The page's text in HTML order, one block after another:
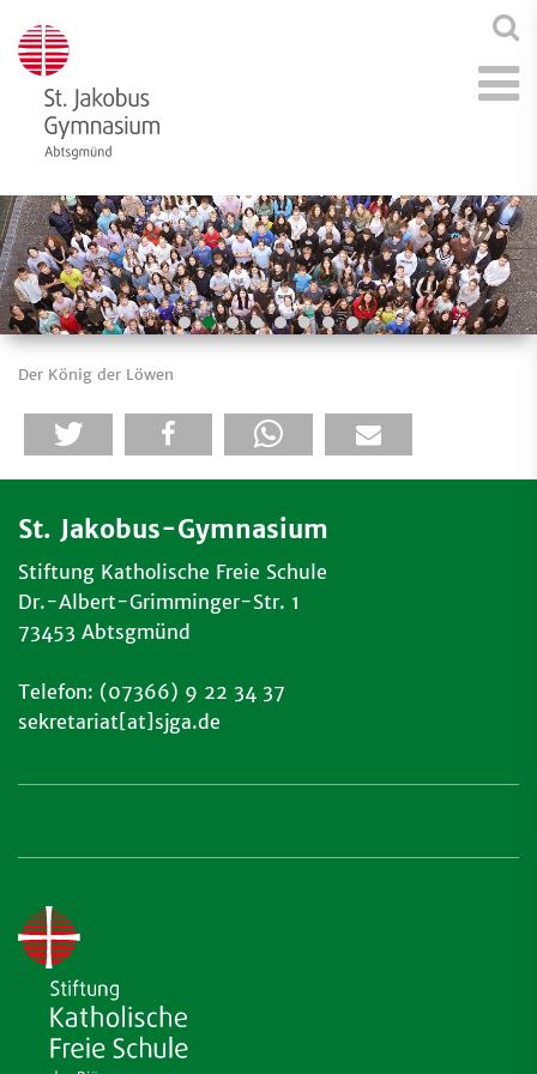
Der König der Löwen
St. Jakobus-Gymnasium
Stiftung Katholische Freie Schule
Dr.-Albert-Grimminger-Str. 1
73453 Abtsgmünd
Telefon: (07366) 9 22 34 37
sekretariat[at]sjga.de